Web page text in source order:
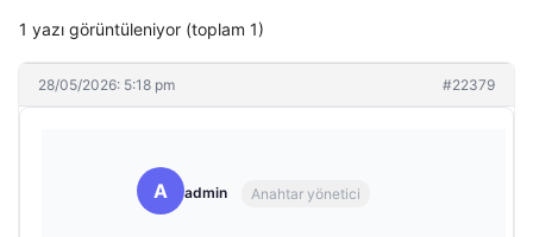
1 yazı görüntüleniyor (toplam 1)
28/05/2026: 5:18 pm #22379
A admin Anahtar yönetici